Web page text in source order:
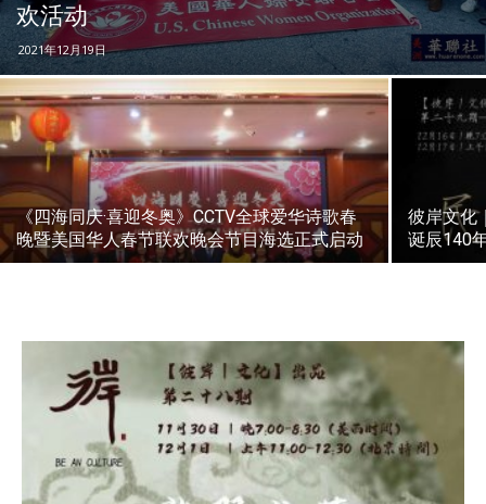
欢活动
2021年12月19日
《四海同庆·喜迎冬奥》CCTV全球爱华诗歌春
晚暨美国华人春节联欢晚会节目海选正式启动
彼岸文化
诞辰140